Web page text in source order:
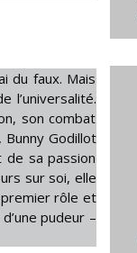
du faux. Mais
l’universalité.
son combat
Godillot
sa passion
sur soi, elle
premier rôle et
pudeur –